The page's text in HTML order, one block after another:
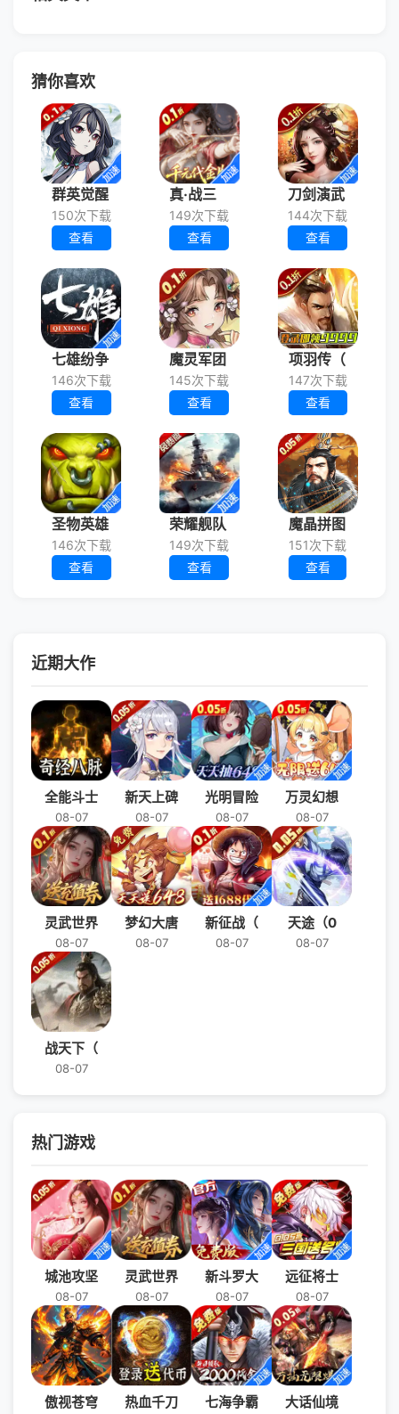
猜你喜欢
群英觉醒
150次下载
查看
真·战三
149次下载
查看
刀剑演武
144次下载
查看
七雄纷争
146次下载
查看
魔灵军团
145次下载
查看
项羽传（
147次下载
查看
圣物英雄
146次下载
查看
荣耀舰队
149次下载
查看
魔晶拼图
151次下载
查看
近期大作
全能斗士
08-07
新天上碑
08-07
光明冒险
08-07
万灵幻想
08-07
灵武世界
08-07
梦幻大唐
08-07
新征战（
08-07
天途（0
08-07
战天下（
08-07
热门游戏
城池攻坚
08-07
灵武世界
08-07
新斗罗大
08-07
远征将士
08-07
傲视苍穹 热血千刀 七海争霸 大话仙境